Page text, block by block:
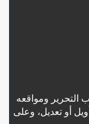
التحرير ومواقعه
أو تعديل، وعلى